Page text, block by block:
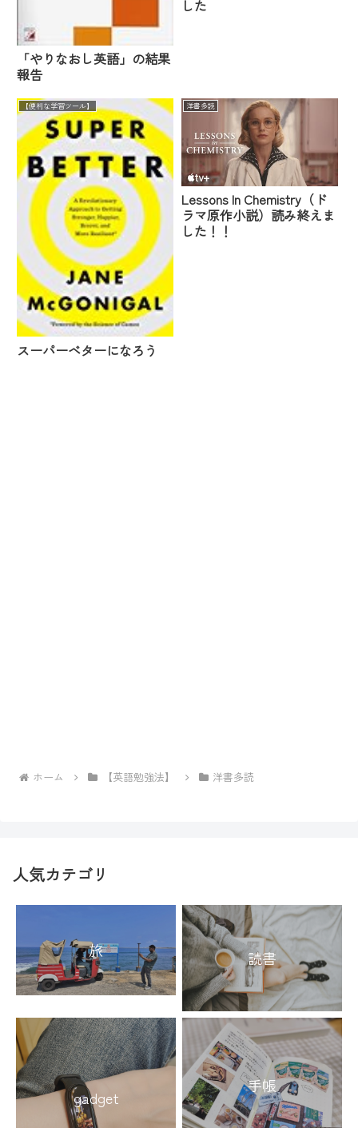
「やりなおし英語」の結果
報告
した
【便利な学習ツール】
スーパーベターになろう
洋書多読
Lessons In Chemistry（ド
ラマ原作小説）読み終えま
した！！
ホーム 【英語勉強法】 洋書多読
人気カテゴリ
旅 読書
gadget
手帳